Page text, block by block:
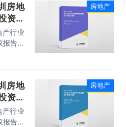
房地
资规
行业
报告，
测、
房地产
房地
资规
行业
告，
房地产